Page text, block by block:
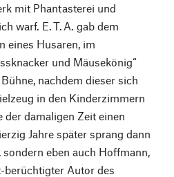
mit Phantasterei und
warf. E. T. A. gab dem
eines Husaren, im
und Mäusekönig“
nachdem dieser sich
in den Kinderzimmern
der damaligen Zeit einen
Jahre später sprang dann
eben auch Hoffmann,
berüchtigter Autor des